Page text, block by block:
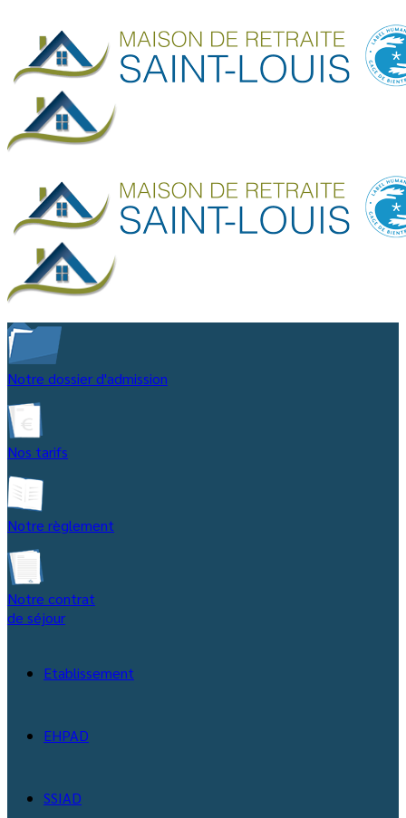
Notre dossier d'admission
Nos tarifs
Notre règlement
Notre contrat
de séjour
Etablissement
EHPAD
SSIAD